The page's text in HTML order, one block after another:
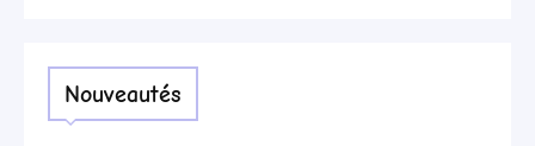
Nouveautés